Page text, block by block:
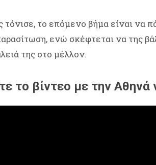
το επόμενο βήμα είναι να
ενώ σκέφτεται να της
της στο μέλλον.
το βίντεο με την Αθηνά